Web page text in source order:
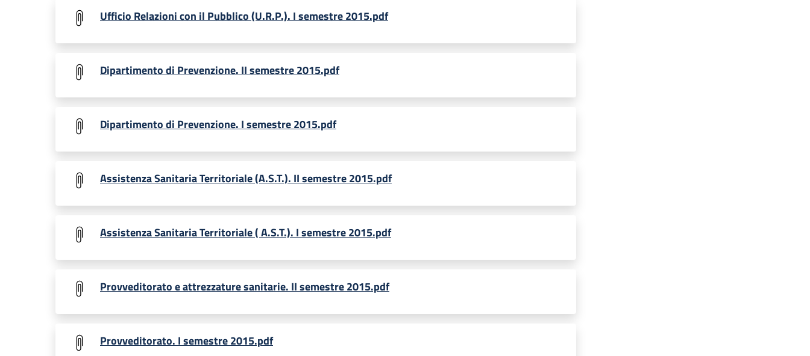
Ufficio Relazioni con il Pubblico (U.R.P.). I semestre 2015.pdf
Dipartimento di Prevenzione. II semestre 2015.pdf
Dipartimento di Prevenzione. I semestre 2015.pdf
Assistenza Sanitaria Territoriale (A.S.T.). II semestre 2015.pdf
Assistenza Sanitaria Territoriale ( A.S.T.). I semestre 2015.pdf
Provveditorato e attrezzature sanitarie. II semestre 2015.pdf
Provveditorato. I semestre 2015.pdf